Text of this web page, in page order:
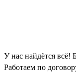
У нас найдётся всё!
Работаем по